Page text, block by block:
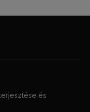
és